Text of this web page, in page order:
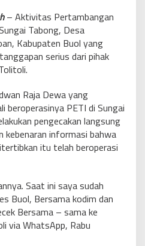
– Aktivitas Pertambangan
Tabong, Desa
Kabupaten Buol yang
serius dari pihak
Raja Dewa yang
beroperasinya PETI di Sungai
pengecakan langsung
kebenaran informasi bahwa
itu telah beroperasi
Saat ini saya sudah
Buol, Bersama kodim dan
Bersama – sama ke
via WhatsApp, Rabu